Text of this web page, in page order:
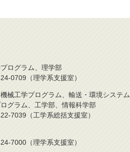
ログラム、理学部
0709（理学系支援室）
械工学プログラム、輸送・環境システ
グラム、工学部、情報科学部
（工学系総括支援室）
7000（理学系支援室）